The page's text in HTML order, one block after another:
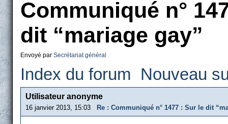
Communiqué n°
dit “mariage gay”
Envoyé par Secrétariat général
Index du forum Nouveau
Utilisateur anonyme
16 janvier 2013, 15:03 Re : Communiqué n° 1477 : Sur le dit